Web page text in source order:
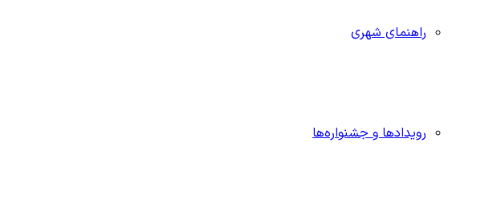
راهنمای شهری
رویدادها و جشنواره‌ها